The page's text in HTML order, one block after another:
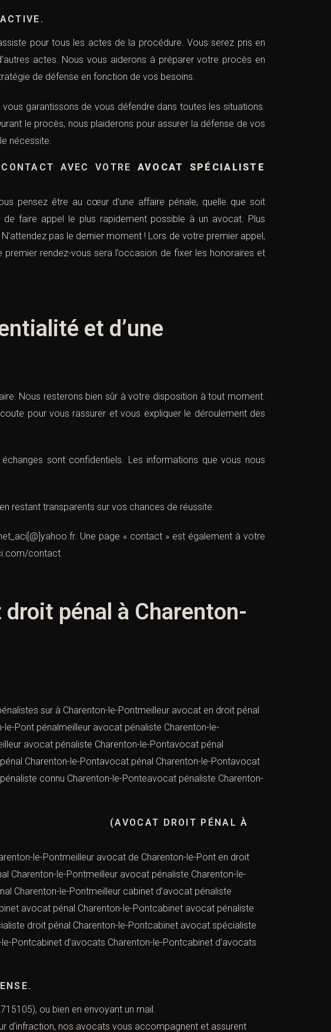
pour tous les actes de la procédure. Vous serez pris en
actes. Nous vous aiderons à préparer votre procès en
de défense en fonction de vos besoins.
garantissons de vous défendre dans toutes les situations.
le procès, nous plaiderons pour assurer la défense de vos
nécessite.
AVEC VOTRE AVOCAT SPÉCIALISTE
pensez être au cœur d’une affaire pénale, quelle que soit
faire appel le plus rapidement possible à un avocat. Plus
pas le dernier moment ! Lors de votre premier appel,
rendez-vous sera l’occasion de fixer les honoraires et
et d’une
Nous resterons bien sûr à votre disposition à tout moment.
pour vous rassurer et vous expliquer le déroulement des
sont confidentiels. Les informations que vous nous
restant transparents sur vos chances de réussite.
. Une page « contact » est également à votre
contact.
pénal à Charenton-
sur à Charenton-le-Pontmeilleur avocat en droit pénal
Pont pénalmeilleur avocat pénaliste Charenton-le-
avocat pénaliste Charenton-le-Pontavocat pénal
Charenton-le-Pontavocat pénal Charenton-le-Pontavocat
connu Charenton-le-Ponteavocat pénaliste Charenton-
(AVOCAT DROIT PÉNAL À
le-Pontmeilleur avocat de Charenton-le-Pont en droit
Charenton-le-Pontmeilleur avocat pénaliste Charenton-le-
Charenton-le-Pontmeilleur cabinet d’avocat pénaliste
avocat pénal Charenton-le-Pontcabinet avocat pénaliste
droit pénal Charenton-le-Pontcabinet avocat spécialiste
Pontcabinet d’avocats Charenton-le-Pontcabinet d’avocats
ou bien en envoyant un mail.
d’infraction, nos avocats vous accompagnent et assurent